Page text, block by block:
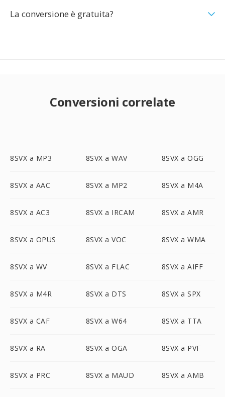
La conversione è gratuita?
Conversioni correlate
8SVX a MP3 8SVX a WAV 8SVX a OGG
8SVX a AAC 8SVX a MP2 8SVX a M4A
8SVX a AC3 8SVX a IRCAM 8SVX a AMR
8SVX a OPUS 8SVX a VOC 8SVX a WMA
8SVX a WV 8SVX a FLAC 8SVX a AIFF
8SVX a M4R 8SVX a DTS 8SVX a SPX
8SVX a CAF 8SVX a W64 8SVX a TTA
8SVX a RA 8SVX a OGA 8SVX a PVF
8SVX a PRC 8SVX a MAUD 8SVX a AMB